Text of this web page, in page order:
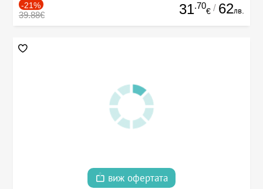
-21%
39.88€ 31.70
€ / 62лв.
виж офертата